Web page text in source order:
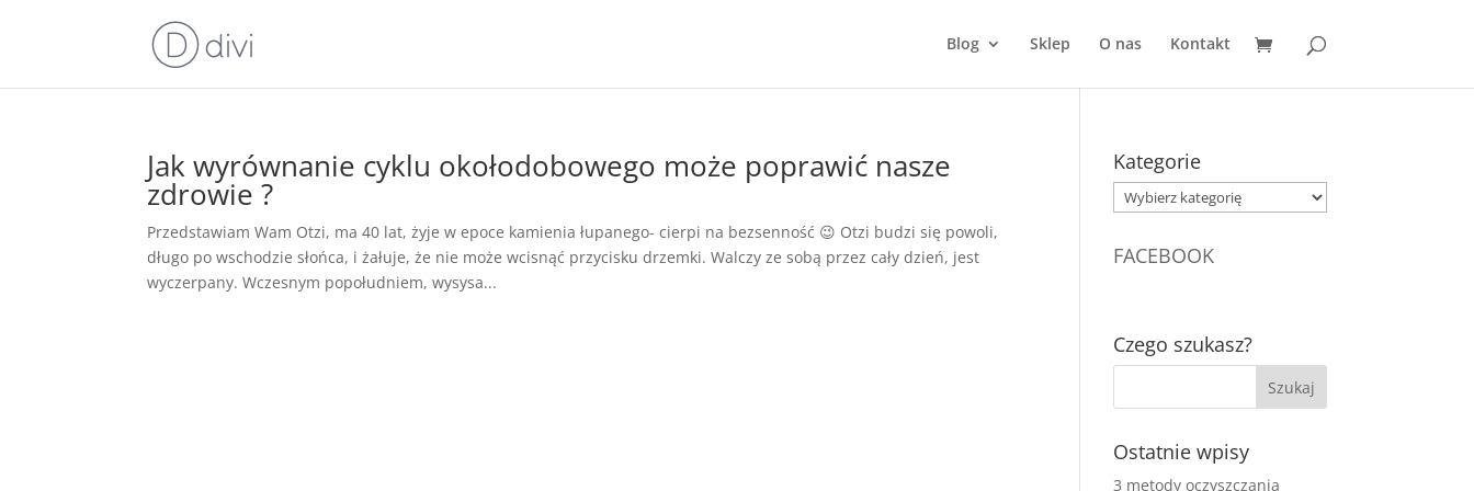
Blog Sklep O nas Kontakt
Jak wyrównanie cyklu okołodobowego może poprawić nasze
zdrowie ?
Przedstawiam Wam Otzi, ma 40 lat, żyje w epoce kamienia łupanego- cierpi na bezsenność 😉 Otzi budzi się powoli,
długo po wschodzie słońca, i żałuje, że nie może wcisnąć przycisku drzemki. Walczy ze sobą przez cały dzień, jest
wyczerpany. Wczesnym popołudniem, wysysa...
Kategorie
Kategorie
FACEBOOK
Czego szukasz?
Ostatnie wpisy
3 metody oczyszczania